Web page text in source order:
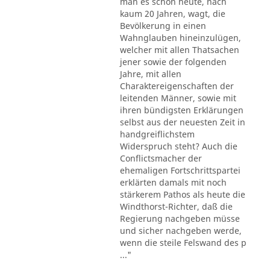
kaum 20 Jahren, wagt, die
Bevölkerung in einen
Wahnglauben hineinzulügen,
welcher mit allen Thatsachen
jener sowie der folgenden
Jahre, mit allen
Charaktereigenschaften der
leitenden Männer, sowie mit
ihren bündigsten Erklärungen
selbst aus der neuesten Zeit in
handgreiflichstem
Widerspruch steht? Auch die
Conflictsmacher der
ehemaligen Fortschrittspartei
erklärten damals mit noch
stärkerem Pathos als heute die
Windthorst-Richter, daß die
Regierung nachgeben müsse
und sicher nachgeben werde,
wenn die steile Felswand des p
..."